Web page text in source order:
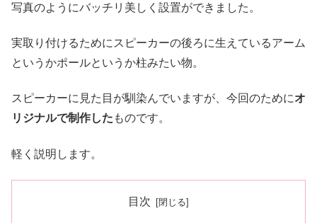
写真のようにバッチリ美しく設置ができました。
実取り付けるためにスピーカーの後ろに生えているアーム
というかポールというか柱みたい物。
スピーカーに見た目が馴染んでいますが、今回のためにオ
リジナルで制作した ものです。
軽く説明します。
目次